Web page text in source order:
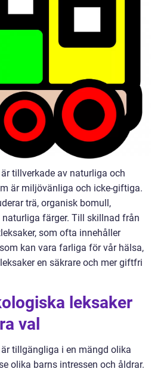
tillverkade av naturliga och
är miljövänliga och icke-giftiga.
trä, organisk bomull,
färger. Till skillnad från
som ofta innehåller
kan vara farliga för vår hälsa,
en säkrare och mer giftfri
leksaker
val
tillgängliga i en mängd olika
olika barns intressen och åldrar.